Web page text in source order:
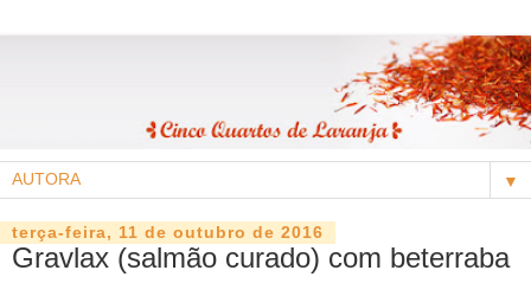
▼
terça-feira, 11 de outubro de 2016
Gravlax (salmão curado) com beterraba